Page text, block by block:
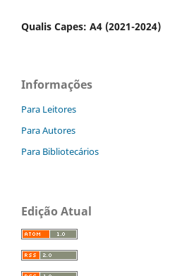
Qualis Capes: A4 (2021-2024)
Informações
Para Leitores
Para Autores
Para Bibliotecários
Edição Atual